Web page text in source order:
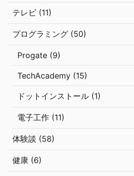
テレビ (11)
プログラミング (50)
Progate (9)
TechAcademy (15)
ドットインストール (1)
電子工作 (11)
体験談 (58)
健康 (6)